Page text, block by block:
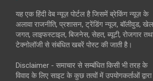
यह एक हिंदी वेब न्यूज़ पोर्टल है जिसमें ब्रेकिंग न्यूज़ के
अलावा राजनीति, प्रशासन, ट्रेंडिंग न्यूज, बॉलीवुड, खेल
जगत, लाइफस्टाइल, बिजनेस, सेहत, ब्यूटी, रोजगार
टेक्नोलॉजी से संबंधित खबरें पोस्ट की जाती है।
Disclaimer - समाचार से सम्बंधित किसी भी तरह के
विवाद के लिए साइट के कुछ तत्वों में उपयोगकर्ताओं द्वारा